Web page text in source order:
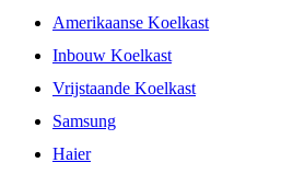
Amerikaanse Koelkast
Inbouw Koelkast
Vrijstaande Koelkast
Samsung
Haier